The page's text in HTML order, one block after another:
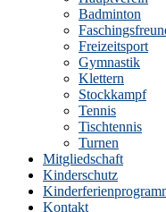
Badminton
Freizeitsport
Gymnastik
Klettern
Stockkampf
Tennis
Tischtennis
Turnen
Mitgliedschaft
Kinderschutz
Kontakt